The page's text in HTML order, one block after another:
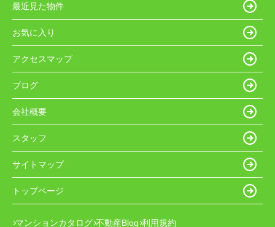
最近見た物件
お気に入り
アクセスマップ
ブログ
会社概要
スタッフ
サイトマップ
トップページ
マンションカタログ 不動産Blog 利用規約